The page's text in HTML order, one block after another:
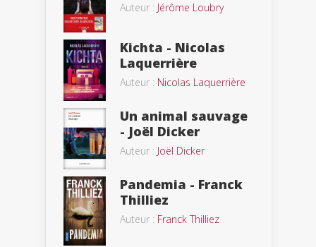
Auteur : Jérôme Loubry
Kichta - Nicolas
Laquerrière
Auteur : Nicolas Laquerrière
Un animal sauvage
- Joël Dicker
Auteur : Joël Dicker
Pandemia - Franck
Thilliez
Auteur : Franck Thilliez